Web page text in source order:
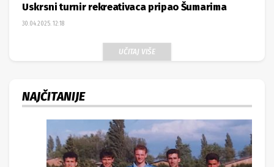
Uskrsni turnir rekreativaca pripao Šumarima
30.04.2025. 12:18
UČITAJ VIŠE
NAJČITANIJE